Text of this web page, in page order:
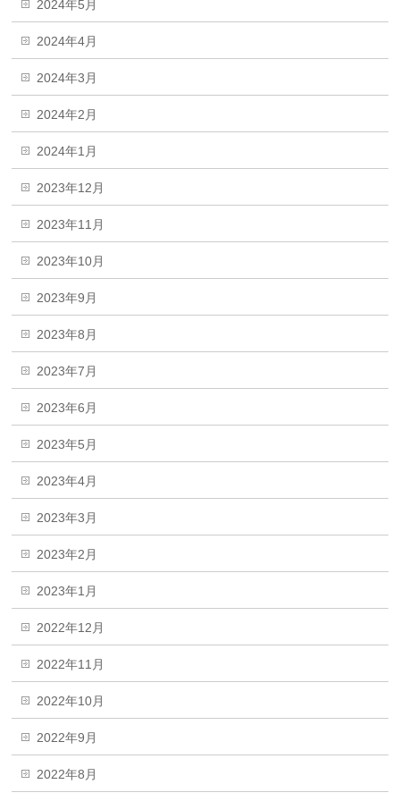
2024年5月
2024年4月
2024年3月
2024年2月
2024年1月
2023年12月
2023年11月
2023年10月
2023年9月
2023年8月
2023年7月
2023年6月
2023年5月
2023年4月
2023年3月
2023年2月
2023年1月
2022年12月
2022年11月
2022年10月
2022年9月
2022年8月